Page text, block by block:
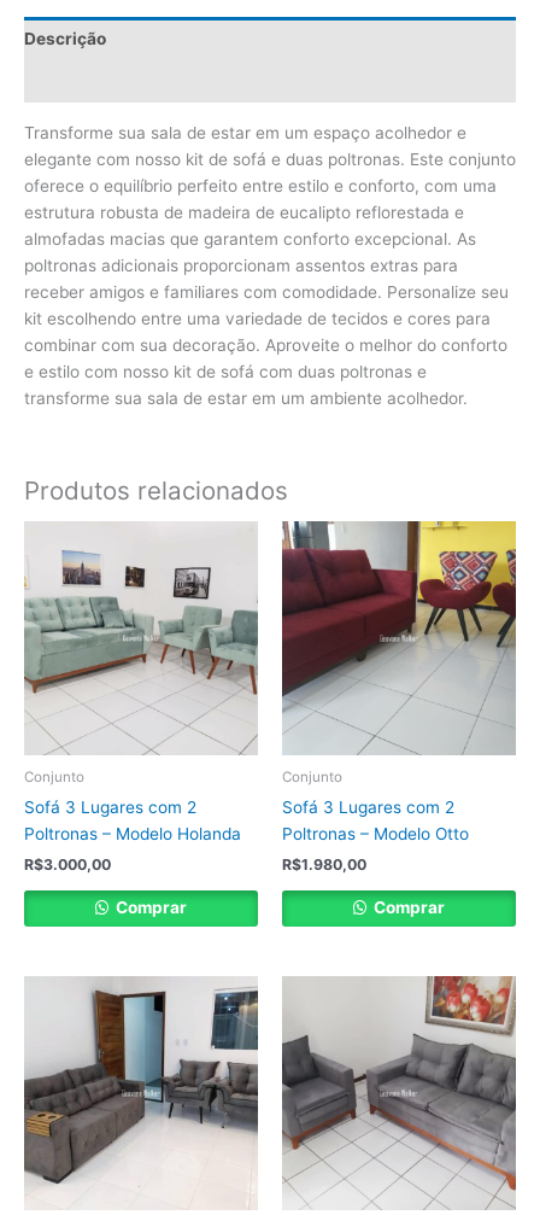
Descrição
Transforme sua sala de estar em um espaço acolhedor e
elegante com nosso kit de sofá e duas poltronas. Este conjunto
oferece o equilíbrio perfeito entre estilo e conforto, com uma
estrutura robusta de madeira de eucalipto reflorestada e
almofadas macias que garantem conforto excepcional. As
poltronas adicionais proporcionam assentos extras para
receber amigos e familiares com comodidade. Personalize seu
kit escolhendo entre uma variedade de tecidos e cores para
combinar com sua decoração. Aproveite o melhor do conforto
e estilo com nosso kit de sofá com duas poltronas e
transforme sua sala de estar em um ambiente acolhedor.
Produtos relacionados
Conjunto
Sofá 3 Lugares com 2
Poltronas – Modelo Holanda
R$3.000,00
Comprar
Conjunto
Sofá 3 Lugares com 2
Poltronas – Modelo Otto
R$1.980,00
Comprar